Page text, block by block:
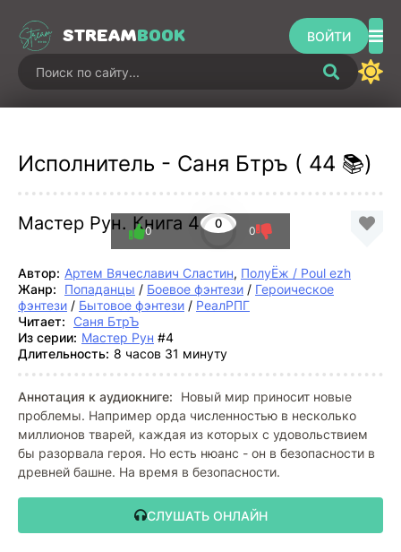
STREAMBOOK ВОЙТИ
Исполнитель - Саня Бтръ ( 44 📚)
Мастер Рун. Книга 4 0
0 0
Автор: Артем Вячеславич Сластин, ПолуЁж / Poul ezh
Жанр:
Попаданцы / Боевое фэнтези / Героическое
фэнтези / Бытовое фэнтези / РеалРПГ
Читает: Саня БтрЪ
Из серии: Мастер Рун #4
Длительность: 8 часов 31 минуту
Аннотация к аудиокниге:
Новый мир приносит новые
проблемы. Например орда численностью в несколько
миллионов тварей, каждая из которых с удовольствием
бы разорвала героя. Но есть нюанс - он в безопасности в
древней башне. На время в безопасности.
СЛУШАТЬ ОНЛАЙН